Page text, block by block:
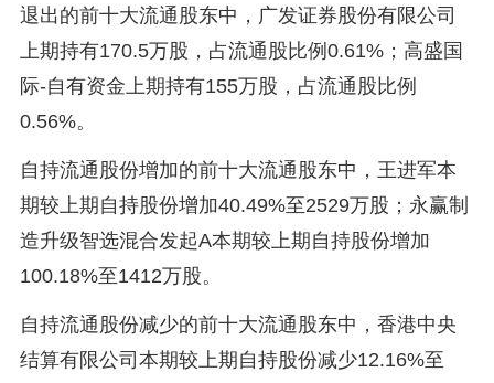
退出的前十大流通股东中，广发证券股份有限公司
上期持有170.5万股，占流通股比例0.61%；高盛国
际-自有资金上期持有155万股，占流通股比例
0.56%。
自持流通股份增加的前十大流通股东中，王进军本
期较上期自持股份增加40.49%至2529万股；永赢制
造升级智选混合发起A本期较上期自持股份增加
100.18%至1412万股。
自持流通股份减少的前十大流通股东中，香港中央
结算有限公司本期较上期自持股份减少12.16%至